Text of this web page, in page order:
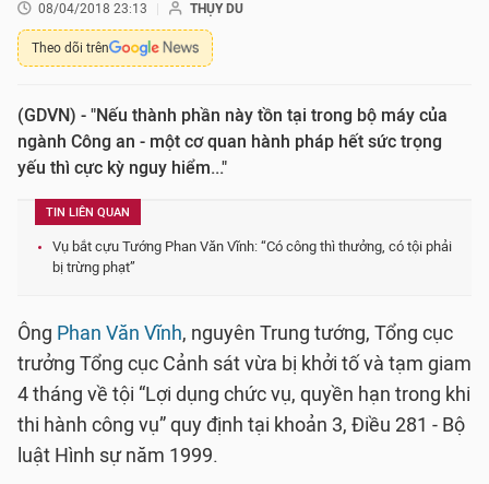
08/04/2018 23:13 THỤY DU
Theo dõi trên
(GDVN) - "Nếu thành phần này tồn tại trong bộ máy của
ngành Công an - một cơ quan hành pháp hết sức trọng
yếu thì cực kỳ nguy hiểm..."
TIN LIÊN QUAN
Vụ bắt cựu Tướng Phan Văn Vĩnh: “Có công thì thưởng, có tội phải
bị trừng phạt”
Ông Phan Văn Vĩnh, nguyên Trung tướng, Tổng cục
trưởng Tổng cục Cảnh sát vừa bị khởi tố và tạm giam
4 tháng về tội “Lợi dụng chức vụ, quyền hạn trong khi
thi hành công vụ” quy định tại khoản 3, Điều 281 - Bộ
luật Hình sự năm 1999.